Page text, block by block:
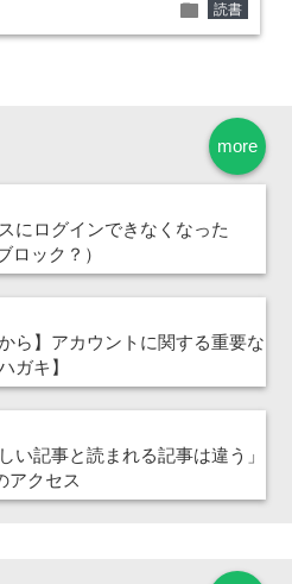
folder 読書
more
にログインできなくなった
ロック？）
から】アカウントに関する重要な
ガキ】
い記事と読まれる記事は違う」
アクセス